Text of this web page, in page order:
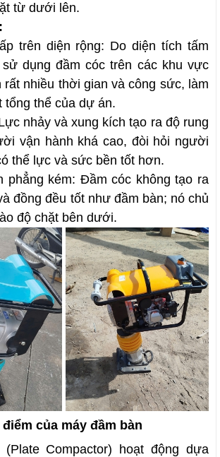
từ dưới lên.
trên diện rộng: Do diện tích tấm
dụng đầm cóc trên các khu vực
rất nhiều thời gian và công sức, làm
tổng thể của dự án.
nhảy và xung kích tạo ra độ rung
vận hành khá cao, đòi hỏi người
thể lực và sức bền tốt hơn.
phẳng kém: Đầm cóc không tạo ra
đồng đều tốt như đầm bàn; nó chủ
độ chặt bên dưới.
của máy đầm bàn
Compactor) hoạt động dựa